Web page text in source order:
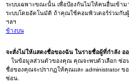
ระบบเฉพาะขณะนั้น เพื่อป้องกันไม่ให้คนอื่นเข้
ระบบโดยอัตโนมัติ ถ้าคุณใช้คอมพิวเตอร์ร่วมกับ
ฯลฯ
ข้างบน
จะสั่งไม่ให้แสดงชื่อของฉัน ในรายชื่อผู้ที่กำลัง อ
ในข้อมูลส่วนตัวของคุณ คุณจะพบตัวเลือก ซ่อ
ชื่อของคุณจะปรากฏให้คุณและ administrator ข
ซ่อน.